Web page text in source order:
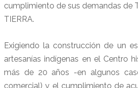
cumplimiento de sus demandas de
TIERRA.
Exigiendo la construcción de un
artesanías indígenas en el Centro
más de 20 años -en algunos
comercial) y el cumplimiento de